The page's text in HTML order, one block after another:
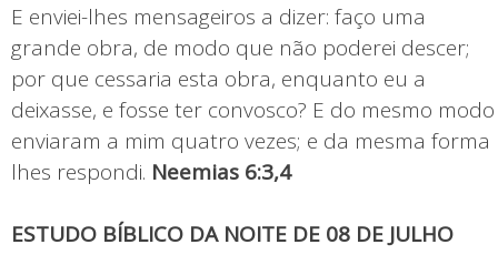
E enviei-lhes mensageiros a dizer: faço uma
grande obra, de modo que não poderei descer;
por que cessaria esta obra, enquanto eu a
deixasse, e fosse ter convosco? E do mesmo modo
enviaram a mim quatro vezes; e da mesma forma
lhes respondi. Neemias 6:3,4
ESTUDO BÍBLICO DA NOITE DE 08 DE JULHO